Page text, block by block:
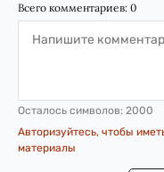
Всего комментариев: 0
Осталось символов: 2000
Авторизуйтесь, чтобы
материалы